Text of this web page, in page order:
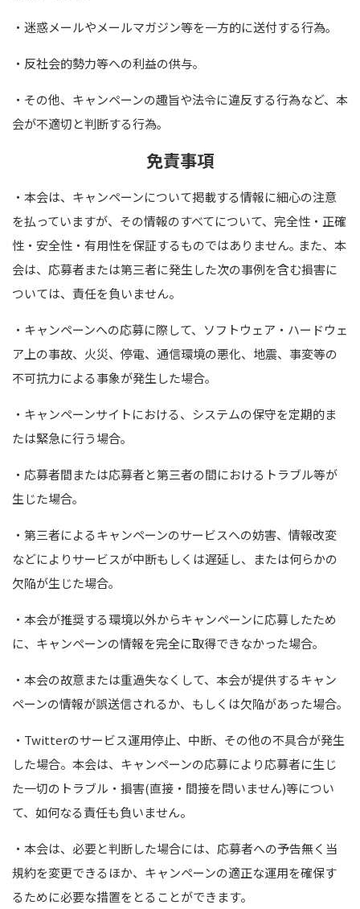
・迷惑メールやメールマガジン等を一方的に送付する行為｡
・反社会的勢力等への利益の供与｡
・その他、キャンペーンの趣旨や法令に違反する行為など、本
会が不適切と判断する行為｡
免責事項
・本会は、キャンペーンについて掲載する情報に細心の注意
を払っていますが、その情報のすべてについて、完全性・正確
性・安全性・有用性を保証するものではありません｡ また、本
会は、応募者または第三者に発生した次の事例を含む損害に
ついては、責任を負いません。
・キャンペーンへの応募に際して、ソフトウェア・ハードウェ
ア上の事故、火災、停電、通信環境の悪化、地震、事変等の
不可抗力による事象が発生した場合｡
・キャンペーンサイトにおける、システムの保守を定期的ま
たは緊急に行う場合｡
・応募者間または応募者と第三者の間におけるトラブル等が
生じた場合｡
・第三者によるキャンペーンのサービスへの妨害、情報改変
などによりサービスが中断もしくは遅延し、または何らかの
欠陥が生じた場合｡
・本会が推奨する環境以外からキャンペーンに応募したため
に、キャンペーンの情報を完全に取得できなかった場合｡
・本会の故意または重過失なくして、本会が提供するキャン
ペーンの情報が誤送信されるか、もしくは欠陥があった場合｡
・ Twitterのサービス運用停止、中断、その他の不具合が発生
した場合。本会は、キャンペーンの応募により応募者に生じ
た一切のトラブル・損害(直接・間接を問いません)等につい
て、如何なる責任も負いません。
・本会は、必要と判断した場合には、応募者への予告無く当
規約を変更できるほか、キャンペーンの適正な運用を確保す
るために必要な措置をとることができます。